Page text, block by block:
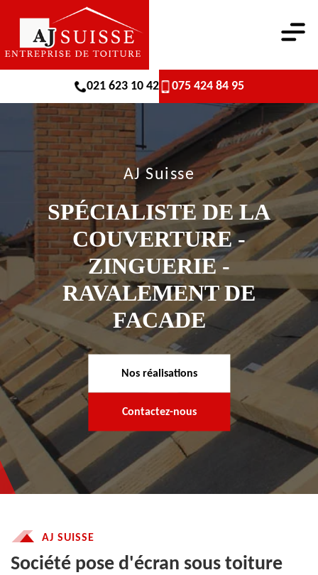
021 623 10 42 075 424 84 95
AJ Suisse
SPÉCIALISTE DE LA
COUVERTURE -
ZINGUERIE -
RAVALEMENT DE
FACADE
Nos réalisations
Contactez-nous
AJ SUISSE
Société pose d'écran sous toiture